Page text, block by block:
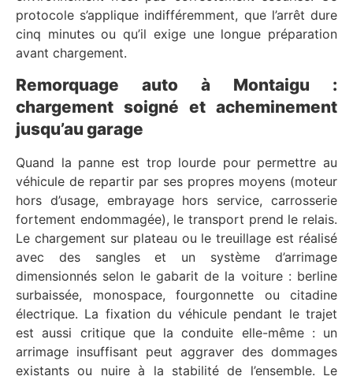
protocole s’applique indifféremment, que l’arrêt dure
cinq minutes ou qu’il exige une longue préparation
avant chargement.
Remorquage auto à Montaigu :
chargement soigné et acheminement
jusqu’au garage
Quand la panne est trop lourde pour permettre au
véhicule de repartir par ses propres moyens (moteur
hors d’usage, embrayage hors service, carrosserie
fortement endommagée), le transport prend le relais.
Le chargement sur plateau ou le treuillage est réalisé
avec des sangles et un système d’arrimage
dimensionnés selon le gabarit de la voiture : berline
surbaissée, monospace, fourgonnette ou citadine
électrique. La fixation du véhicule pendant le trajet
est aussi critique que la conduite elle-même : un
arrimage insuffisant peut aggraver des dommages
existants ou nuire à la stabilité de l’ensemble. Le